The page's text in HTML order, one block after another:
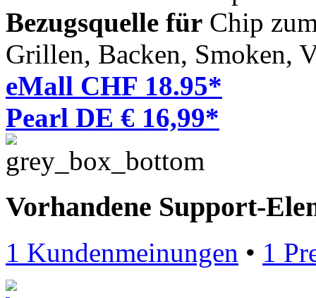
Bezugsquelle für Chip
Grillen, Backen, Smoken,
eMall CHF 18.95*
Pearl DE € 16,99*
Vorhandene Support-
1 Kundenmeinungen • 1